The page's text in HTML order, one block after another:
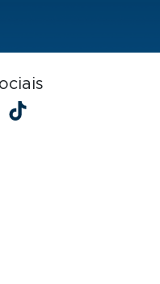
Spotify